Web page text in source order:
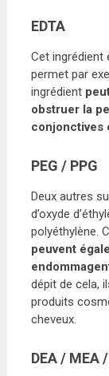
EDTA
Cet ingrédient
permet par
ingrédient
obstruer la
conjonctives
PEG / PPG
Deux autres
d’oxyde
polyéthylène.
peuvent
dépit de cela,
produits
cheveux.
DEA / MEA